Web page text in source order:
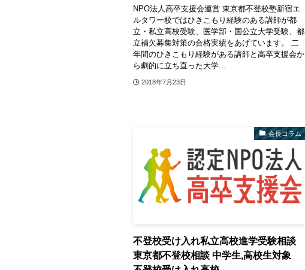
NPO法人高卒支援会運営 東京都不登校塾新宿エ
ルタワー校ではひきこもり経験のある講師が都
立・私立高校受験、医学部・国公立大学受験、都
立補欠募集対策の合格実績をあげています。 二
年間のひきこもり経験がある講師と高卒支援会か
ら劇的に立ち直った大学...
2018年7月23日
会長コラム
不登校受け入れ私立高校進学受験相談
東京都不登校相談 中学生,高校生対象